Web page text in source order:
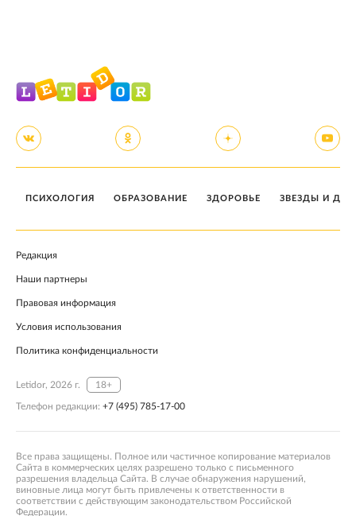
ПСИХОЛОГИЯ ОБРАЗОВАНИЕ ЗДОРОВЬЕ ЗВЕЗДЫ И
Редакция
Наши партнеры
Правовая информация
Условия использования
Политика конфиденциальности
Letidor, 2026 г. 18+
Телефон редакции: +7 (495) 785-17-00
Все права защищены. Полное или частичное копирование материалов
Сайта в коммерческих целях разрешено только с письменного
разрешения владельца Сайта. В случае обнаружения нарушений,
виновные лица могут быть привлечены к ответственности в
соответствии с действующим законодательством Российской
Федерации.